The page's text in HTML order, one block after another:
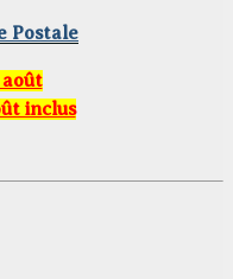
Postale
août
inclus